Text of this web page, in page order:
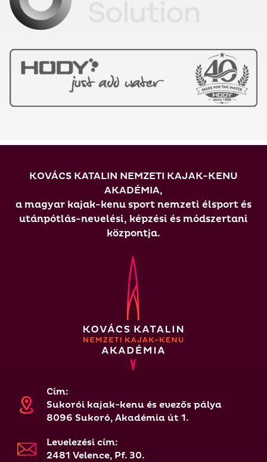
KOVÁCS KATALIN NEMZETI KAJAK-KENU
AKADÉMIA,
a magyar kajak-kenu sport nemzeti élsport és
utánpótlás-nevelési, képzési és módszertani
központja.
Cím:
Sukorói kajak-kenu és evezős pálya
8096 Sukoró, Akadémia út 1.
Levelezési cím:
2481 Velence, Pf. 30.